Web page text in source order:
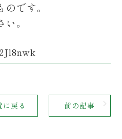
です。
。
に戻る 前の記事